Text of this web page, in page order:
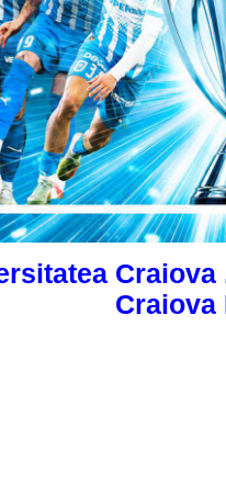
Craiova